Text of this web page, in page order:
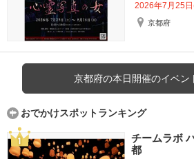
2026年7月25
京都府
京都府の本日開催のイベン
おでかけスポットランキング
チームラボ
都